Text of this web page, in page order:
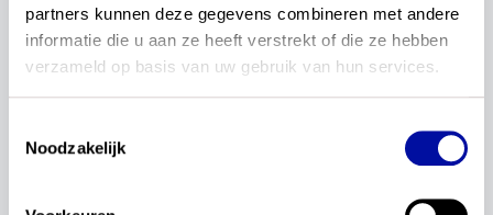
partners kunnen deze gegevens combineren met andere
informatie die u aan ze heeft verstrekt of die ze hebben
verzameld op basis van uw gebruik van hun services.
Noodzakelijk
Gomarus Scholengemeenschap - Gorinchem
Rythovius College - Eersel
Driestar-Wartburg - Gouda
Raayland college - Venray
Havo